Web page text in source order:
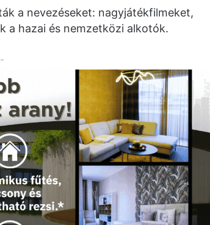
a nevezéseket: nagyjátékfilmeket,
a hazai és nemzetközi alkotók.